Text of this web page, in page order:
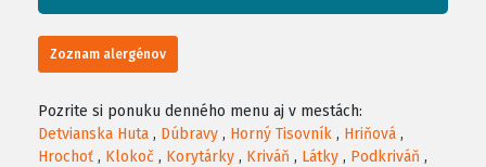
Zoznam alergénov
Pozrite si ponuku denného menu aj v mestách:
Detvianska Huta , Dúbravy , Horný Tisovník , Hriňová ,
Hrochoť , Klokoč , Korytárky , Kriváň , Látky , Podkriváň ,